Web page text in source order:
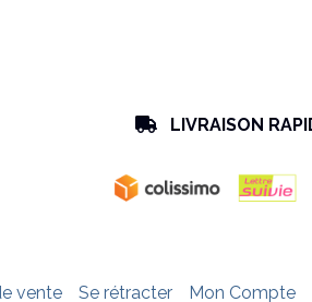
 LIVRAISON
vente Se rétracter Mon Compte